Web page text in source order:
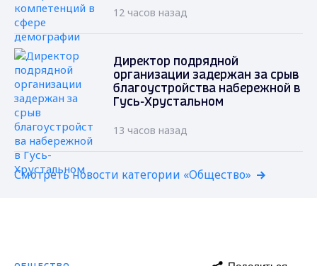
12 часов назад
Директор подрядной
организации задержан за срыв
благоустройства набережной в
Гусь-Хрустальном
13 часов назад
Смотреть новости категории «Общество»